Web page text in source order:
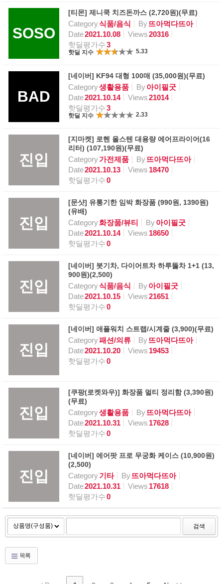
SOSO
[티몬] 제니쿡 치즈돈까스 (2,720원)(무료)
Category식품/음식 By뜨아먹다뜨아
Date2021.10.08 Views20316
핫딜평가수3
핫딜 지수 5.33
BAD
[네이버] KF94 대형 100매 (35,000원)(무료)
Category생활용품 By아이필굿
Date2021.10.14 Views21014
핫딜평가수3
핫딜 지수 2.33
진입
[지마켓] 로헨 올스텐 대용량 에어프라이어(16
리터) (107,190원)(무료)
Category가전제품 By뜨아먹다뜨아
Date2021.10.13 Views 18470
핫딜평가수0
진입
[문샷] 유통기한 임박 화장품 (990원, 1390원)
(유배)
Category화장품/뷰티 By아이필굿
Date2021.10.14 Views 18650
핫딜평가수0
진입
[네이버] 붓기차, 다이어트차 하루뚫차 1+1 (13,
900원)(2,500)
Category식품/음식 By아이필굿
Date2021.10.15 Views21651
핫딜평가수0
진입
[네이버] 애플워치 스트랩/시계줄 (3,900)(무료)
Category패션/의류 By뜨아먹다뜨아
Date2021.10.20 Views 19453
핫딜평가수0
진입
[쿠팡(로켓와우)] 화장품 멀티 정리함 (3,390원)
(무료)
Category생활용품 By뜨아먹다뜨아
Date2021.10.31 Views 17628
핫딜평가수0
진입
[네이버] 에어팟 프로 무궁화 케이스 (10,900원)
(2,500)
Category기타 By뜨아먹다뜨아
Date2021.10.31 Views 17618
핫딜평가수0
검색
목록